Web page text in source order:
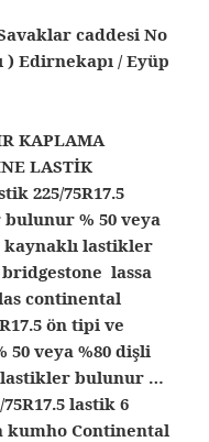
caddesi No
) Edirnekapı / Eyüp
KAPLAMA
LASTİK
225/75R17.5
% 50 veya
kaynaklı lastikler
lassa
continental
ön tipi ve
veya %80 dişli
lastikler bulunur …
lastik 6
Continental